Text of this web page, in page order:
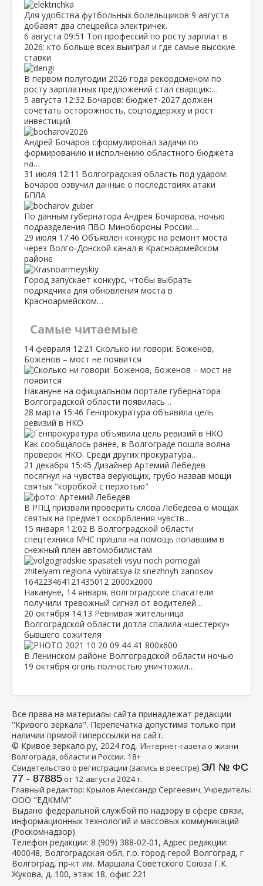
Для удобства футбольных болельщиков 9 августа
добавят два спецрейса электричек.
6 августа 09:51 Топ профессий по росту зарплат в
2026: кто больше всех выиграл и где самые высокие
ставки
В первом полугодии 2026 года рекордсменом по
росту зарплатных предложений стал сварщик:…
5 августа 12:32 Бочаров: бюджет‑2027 должен
сочетать осторожность, соцподдержку и рост
инвестиций
Андрей Бочаров сформулировал задачи по
формированию и исполнению областного бюджета
на…
31 июля 12:11 Волгоградская область под ударом:
Бочаров озвучил данные о последствиях атаки
БПЛА
По данным губернатора Андрея Бочарова, ночью
подразделения ПВО Минобороны России…
29 июля 17:46 Объявлен конкурс на ремонт моста
через Волго‑Донской канал в Красноармейском
районе
Город запускает конкурс, чтобы выбрать
подрядчика для обновления моста в
Красноармейском…
Самые читаемые
14 февраля 12:21 Сколько ни говори: Боженов,
Боженов – мост не появится
Накануне на официальном портале губернатора
Волгоградской области появилась…
28 марта 15:46 Генпрокуратура объявила цель
ревизий в НКО
Как сообщалось ранее, в Волгограде пошла волна
проверок НКО. Среди других прокуратура…
21 декабря 15:45 Дизайнер Артемий Лебедев
посягнул на чувства верующих, грубо назвав мощи
святых "коробкой с перхотью"
В РПЦ призвали проверить слова Лебедева о мощах
святых на предмет оскорбления чувств…
15 января 12:02 В Волгоградской области
спецтехника МЧС пришла на помощь попавшим в
снежный плен автомобилистам
Накануне, 14 января, волгоградские спасатели
получили тревожный сигнал от водителей…
20 октября 14:13 Ревнивая жительница
Волгоградской области дотла спалила «шестерку»
бывшего сожителя
В Ленинском районе Волгоградской области ночью
19 октября огонь полностью уничтожил…
Все права на материалы сайта принадлежат редакции
"Кривого зеркала". Перепечатка допустима только при
наличии прямой гиперссылки на сайт.
© Кривое зеркало.ру, 2024 год, Интернет-газета о жизни
Волгограда, области и России. 18+
Свидетельство о регистрации (запись в реестре) ЭЛ № ФС
77 - 87885от 12 августа 2024 г.
Главный редактор: Крылов Александр Сергеевич, Учредитель:
ООО "ЕДКММ"
Выдано федеральной службой по надзору в сфере связи,
информационных технологий и массовых коммуникаций
(Роскомнадзор)
Телефон редакции: 8 (909) 388-02-01 , Адрес редакции:
400048, Волгоградская обл, г.о. город-герой Волгоград, г
Волгоград, пр-кт им. Маршала Советского Союза Г.К.
Жукова, д. 100, этаж 18, офис 221